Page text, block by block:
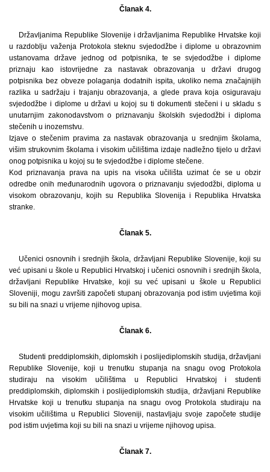
Članak 4.
Državljanima Republike Slovenije i državljanima Republike Hrvatske koji
u razdoblju važenja Protokola steknu svjedodžbe i diplome u obrazovnim
ustanovama države jednog od potpisnika, te se svjedodžbe i diplome
priznaju kao istovrijedne za nastavak obrazovanja u državi drugog
potpisnika bez obveze polaganja dodatnih ispita, ukoliko nema značajnijih
razlika u sadržaju i trajanju obrazovanja, a glede prava koja osiguravaju
svjedodžbe i diplome u državi u kojoj su ti dokumenti stečeni i u skladu s
unutarnjim zakonodavstvom o priznavanju školskih svjedodžbi i diploma
stečenih u inozemstvu.
Izjave o stečenim pravima za nastavak obrazovanja u srednjim školama,
višim strukovnim školama i visokim učilištima izdaje nadležno tijelo u državi
onog potpisnika u kojoj su te svjedodžbe i diplome stečene.
Kod priznavanja prava na upis na visoka učilišta uzimat će se u obzir
odredbe onih međunarodnih ugovora o priznavanju svjedodžbi, diploma u
visokom obrazovanju, kojih su Republika Slovenija i Republika Hrvatska
stranke.
Članak 5.
Učenici osnovnih i srednjih škola, državljani Republike Slovenije, koji su
već upisani u škole u Republici Hrvatskoj i učenici osnovnih i srednjih škola,
državljani Republike Hrvatske, koji su već upisani u škole u Republici
Sloveniji, mogu završiti započeti stupanj obrazovanja pod istim uvjetima koji
su bili na snazi u vrijeme njihovog upisa.
Članak 6.
Studenti preddiplomskih, diplomskih i poslijediplomskih studija, državljani
Republike Slovenije, koji u trenutku stupanja na snagu ovog Protokola
studiraju na visokim učilištima u Republici Hrvatskoj i studenti
preddiplomskih, diplomskih i poslijediplomskih studija, državljani Republike
Hrvatske koji u trenutku stupanja na snagu ovog Protokola studiraju na
visokim učilištima u Republici Sloveniji, nastavljaju svoje započete studije
pod istim uvjetima koji su bili na snazi u vrijeme njihovog upisa.
Članak 7.